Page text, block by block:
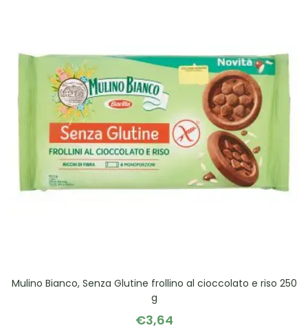
Mulino Bianco, Senza Glutine frollino al cioccolato e riso 250
g
€3,64